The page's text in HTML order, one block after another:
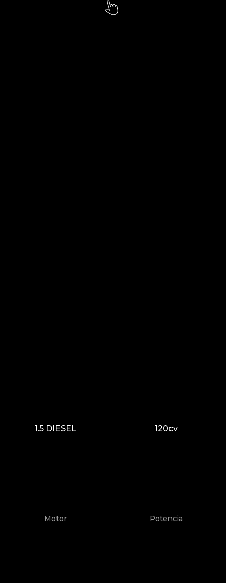
1.5 DIESEL
Motor
120cv
Potencia